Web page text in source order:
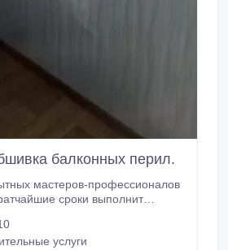
балконных перил.
мастеров-профессионалов
сроки выполнит
материалы от немецких
На ваш выбор
услуги